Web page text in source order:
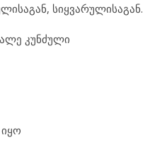
ლისაგან, სიყვარულისაგან.
ალე კუნძული
იყო